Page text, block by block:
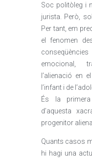
Soc politòleg i
jurista. Però,
Per tant, em
el fenomen
emocional,
l’alienació en
l’infant i de
És la primera
d’aquesta
progenitor
Quants casos
hi hagi una